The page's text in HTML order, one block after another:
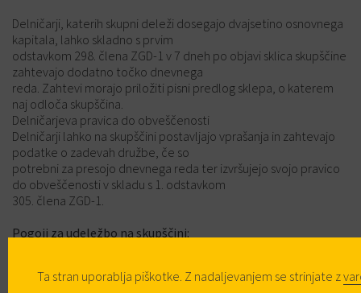
Delničarji, katerih skupni deleži dosegajo dvajsetino osnovnega
kapitala, lahko skladno s prvim
odstavkom 298. člena ZGD-1 v 7 dneh po objavi sklica skupščine
zahtevajo dodatno točko dnevnega
reda. Zahtevi morajo priložiti pisni predlog sklepa, o katerem
naj odloča skupščina.
Delničarjeva pravica do obveščenosti
Delničarji lahko na skupščini postavljajo vprašanja in zahtevajo
podatke o zadevah družbe, če so
potrebni za presojo dnevnega reda ter izvršujejo svojo pravico
do obveščenosti v skladu s 1. odstavkom
305. člena ZGD-1.
Pogoji za udeležbo na skupščini:
delnic vpisani v centralnem registru nematerializiranih
Ta stran uporablja piškotke. Z nadaljevanjem se strinjate z